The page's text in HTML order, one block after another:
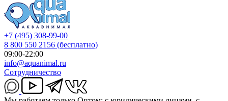
+7 (495) 308-99-00
8 800 550 2156 (бесплатно)
09:00-22:00
info@aquanimal.ru
Сотрудничество